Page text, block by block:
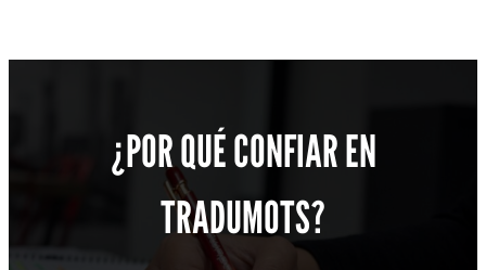
¿POR QUÉ CONFIAR EN
TRADUMOTS?